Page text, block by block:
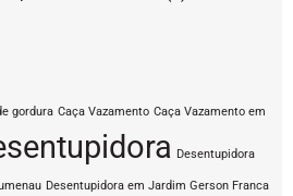
gordura Caça Vazamento Caça Vazamento em
Desentupidora
Desentupidora em Jardim Gerson Franca